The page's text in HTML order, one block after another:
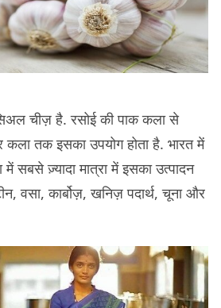
चीज़ है. रसोई की पाक कला से
कला तक इसका उपयोग होता है. भारत में
सबसे ज़्यादा मात्रा में इसका उत्पादन
वसा, कार्बोज़, खनिज़ पदार्थ, चूना और